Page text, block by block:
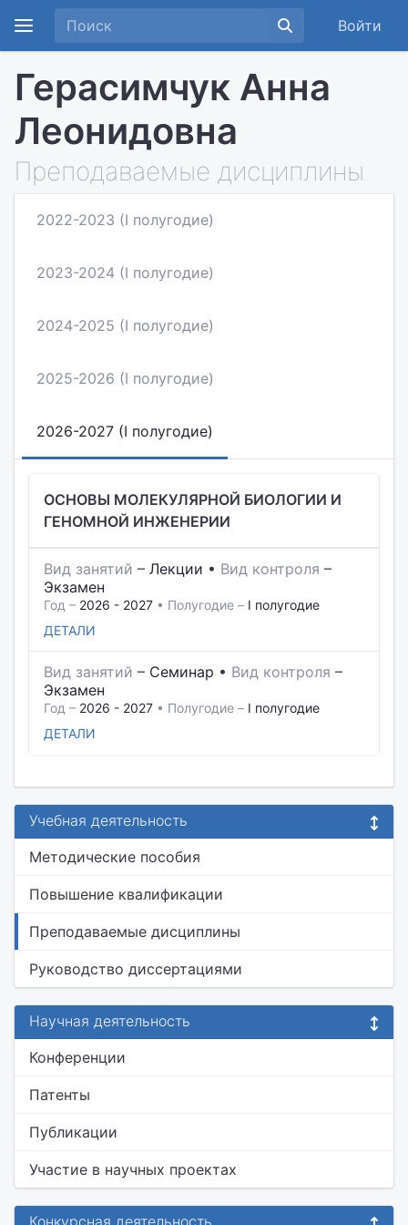
Войти
Герасимчук Анна
Леонидовна
Преподаваемые дисциплины
2022-2023 (I полугодие)
2023-2024 (I полугодие)
2024-2025 (I полугодие)
2025-2026 (I полугодие)
2026-2027 (I полугодие)
ОСНОВЫ МОЛЕКУЛЯРНОЙ БИОЛОГИИ И
ГЕНОМНОЙ ИНЖЕНЕРИИ
Вид занятий – Лекции • Вид контроля –
Экзамен
Год – 2026 - 2027 • Полугодие – I полугодие
ДЕТАЛИ
Вид занятий – Семинар • Вид контроля –
Экзамен
Год – 2026 - 2027 • Полугодие – I полугодие
ДЕТАЛИ
Учебная деятельность
Методические пособия
Повышение квалификации
Преподаваемые дисциплины
Руководство диссертациями
Научная деятельность
Конференции
Патенты
Публикации
Участие в научных проектах
Конкурсная деятельность